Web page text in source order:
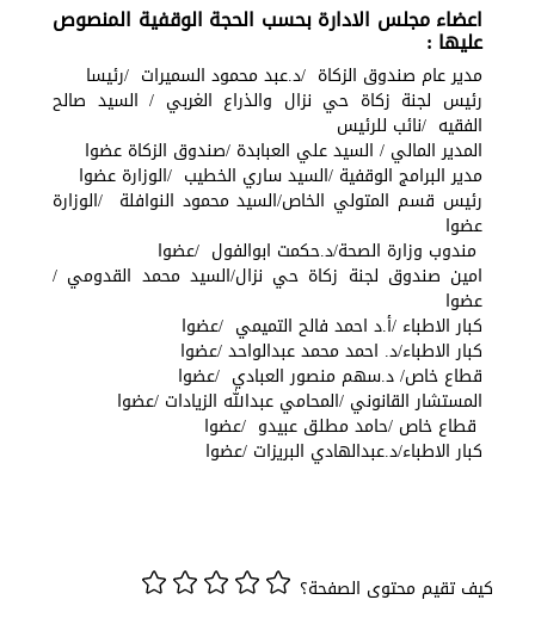
اعضاء مجلس الادارة بحسب الحجة الوقفية المنصوص
عليها :
مدير عام صندوق الزكاة /د.عبد محمود السميرات /رئيسا
رئيس لجنة زكاة حي نزال والذراع الغربي / السيد صالح
الفقيه /نائب للرئيس
المدير المالي / السيد علي العبابدة /صندوق الزكاة عضوا
مدير البرامج الوقفية /السيد ساري الخطيب /الوزارة عضوا
رئيس قسم المتولي الخاص/السيد محمود النوافلة /الوزارة
عضوا
مندوب وزارة الصحة/د.حكمت ابوالفول /عضوا
امين صندوق لجنة زكاة حي نزال/السيد محمد القدومي /
عضوا
كبار الاطباء /أ.د احمد فالح التميمي /عضوا
كبار الاطباء/د. احمد محمد عبدالواحد /عضوا
قطاع خاص/ د.سهم منصور العبادي /عضوا
المستشار القانوني /المحامي عبدالله الزيادات /عضوا
قطاع خاص /حامد مطلق عبيدو /عضوا
كبار الاطباء/د.عبدالهادي البريزات /عضوا
كيف تقيم محتوى الصفحة؟